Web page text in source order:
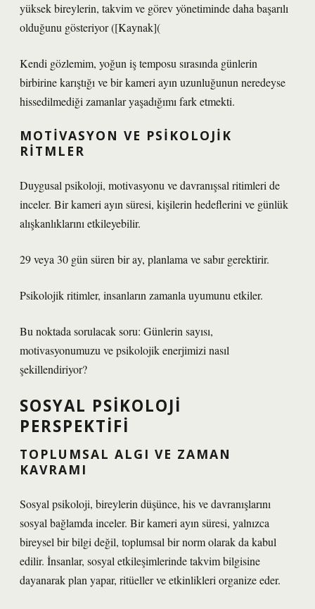
yüksek bireylerin, takvim ve görev yönetiminde daha başarılı
olduğunu gösteriyor ([Kaynak](
Kendi gözlemim, yoğun iş temposu sırasında günlerin
birbirine karıştığı ve bir kameri ayın uzunluğunun neredeyse
hissedilmediği zamanlar yaşadığımı fark etmekti.
MOTIVASYON VE PSIKOLOJIK
RITMLER
Duygusal psikoloji, motivasyonu ve davranışsal ritimleri de
inceler. Bir kameri ayın süresi, kişilerin hedeflerini ve günlük
alışkanlıklarını etkileyebilir.
29 veya 30 gün süren bir ay, planlama ve sabır gerektirir.
Psikolojik ritimler, insanların zamanla uyumunu etkiler.
Bu noktada sorulacak soru: Günlerin sayısı,
motivasyonumuzu ve psikolojik enerjimizi nasıl
şekillendiriyor?
SOSYAL PSIKOLOJI
PERSPEKTIFI
TOPLUMSAL ALGI VE ZAMAN
KAVRAMI
Sosyal psikoloji, bireylerin düşünce, his ve davranışlarını
sosyal bağlamda inceler. Bir kameri ayın süresi, yalnızca
bireysel bir bilgi değil, toplumsal bir norm olarak da kabul
edilir. İnsanlar, sosyal etkileşimlerinde takvim bilgisine
dayanarak plan yapar, ritüeller ve etkinlikleri organize eder.